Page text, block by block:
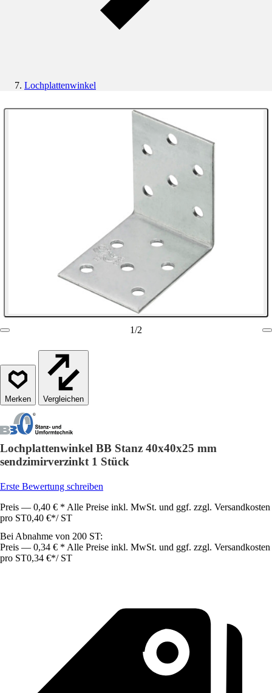
Lochplattenwinkel
1/2
Vergleichen
Lochplattenwinkel BB Stanz 40x40x25 mm
sendzimirverzinkt 1 Stück
Erste Bewertung schreiben
Preis — 0,40 € * Alle Preise inkl. MwSt. und ggf. zzgl. Versandkosten
pro ST0,40 €*/ ST
Bei Abnahme von 200 ST:
Preis — 0,34 € * Alle Preise inkl. MwSt. und ggf. zzgl. Versandkosten
pro ST0,34 €*/ ST